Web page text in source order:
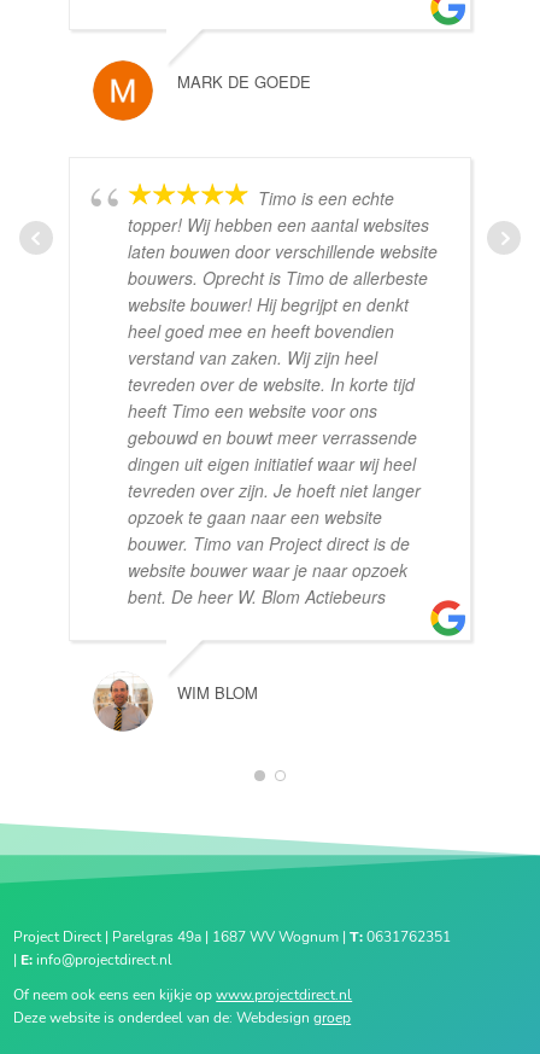
MARK DE GOEDE
Timo is een echte
topper! Wij hebben een aantal websites
laten bouwen door verschillende website
bouwers. Oprecht is Timo de allerbeste
website bouwer! Hij begrijpt en denkt
heel goed mee en heeft bovendien
verstand van zaken. Wij zijn heel
tevreden over de website. In korte tijd
heeft Timo een website voor ons
gebouwd en bouwt meer verrassende
dingen uit eigen initiatief waar wij heel
tevreden over zijn. Je hoeft niet langer
opzoek te gaan naar een website
bouwer. Timo van Project direct is de
website bouwer waar je naar opzoek
bent. De heer W. Blom Actiebeurs
WIM BLOM
1 2
Project Direct | Parelgras 49a | 1687 WV Wognum |T:0631762351
| E: info@projectdirect.nl
Of neem ook eens een kijkje opwww.projectdirect.nl
Deze website is onderdeel van de: Webdesigngroep